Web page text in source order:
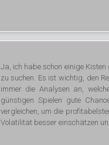
Ja, ich habe schon einige
zu suchen. Es ist wichtig, den
immer die Analysen an,
günstigen Spielen gute
vergleichen, um die
Volatilität besser einschätzen